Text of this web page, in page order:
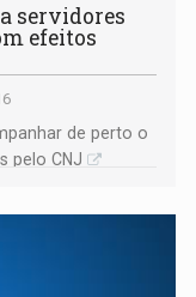
servidores
efeitos
de perto o
pelo CNJ